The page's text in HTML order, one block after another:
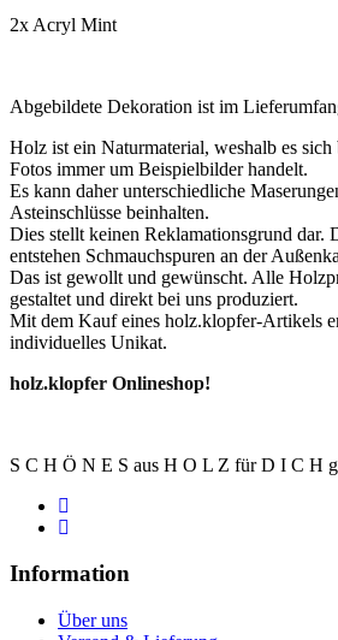
2x Acryl Mint
Abgebildete Dekoration ist im
Holz ist ein Naturmaterial, weshalb es sich
Fotos immer um Beispielbilder handelt.
Es kann daher unterschiedliche
Asteinschlüsse beinhalten.
Dies stellt keinen Reklamationsgrund dar.
entstehen Schmauchspuren an der
Das ist gewollt und gewünscht. Alle
gestaltet und direkt bei uns produziert.
Mit dem Kauf eines holz.klopfer-Artikels
individuelles Unikat.
holz.klopfer Onlineshop!
S C H Ö N E S aus H O L Z für D I C H
Information
Über uns